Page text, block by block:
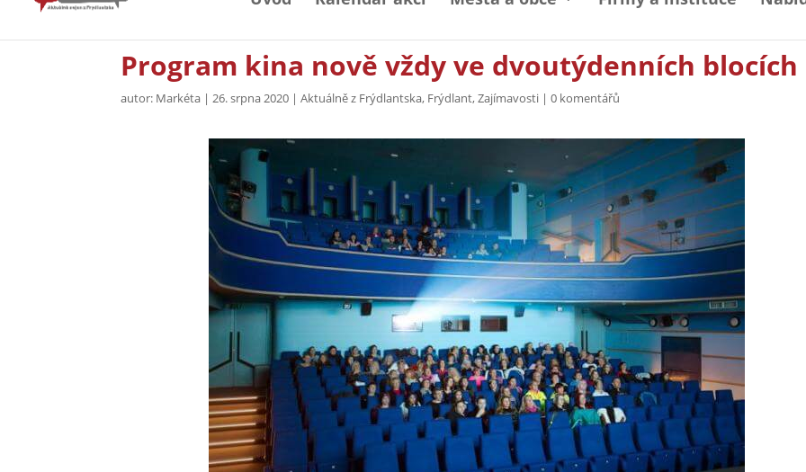
Program kina nově vždy ve dvoutýdenních blocích
autor: Markéta |26. srpna 2020 |Aktuálně z Frýdlantska, Frýdlant,Zajímavosti |0 komentářů